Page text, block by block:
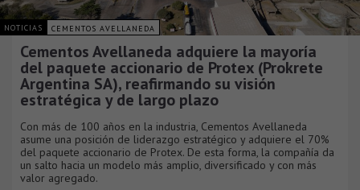
NOTICIAS CEMENTOS AVELLANEDA
Cementos Avellaneda adquiere la mayoría
del paquete accionario de Protex (Prokrete
Argentina SA), reafirmando su visión
estratégica y de largo plazo
Con más de 100 años en la industria, Cementos Avellaneda
asume una posición de liderazgo estratégico y adquiere el 70%
del paquete accionario de Protex. De esta forma, la compañía da
un salto hacia un modelo más amplio, diversificado y con más
valor agregado.